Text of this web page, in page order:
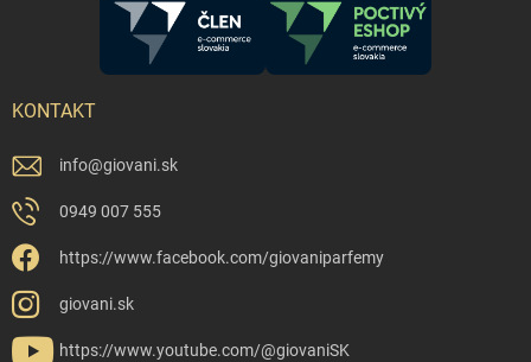
KONTAKT
info@giovani.sk
0949 007 555
https://www.facebook.com/giovaniparfemy
giovani.sk
https://www.youtube.com/@giovaniSK